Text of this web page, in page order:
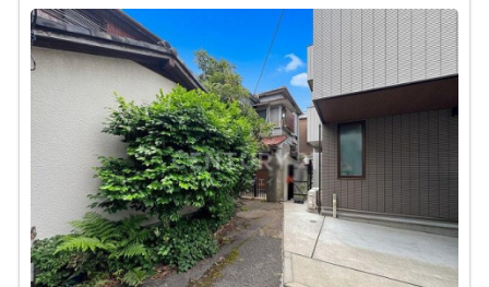
個人情報保護の取扱い 会員規約 サイトマップ